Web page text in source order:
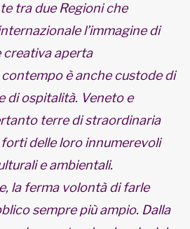
tra due Regioni che
l’immagine di
creativa aperta
contempo è anche custode di
di ospitalità. Veneto e
terre di straordinaria
delle loro innumerevoli
e ambientali.
la ferma volontà di farle
sempre più ampio. Dalla